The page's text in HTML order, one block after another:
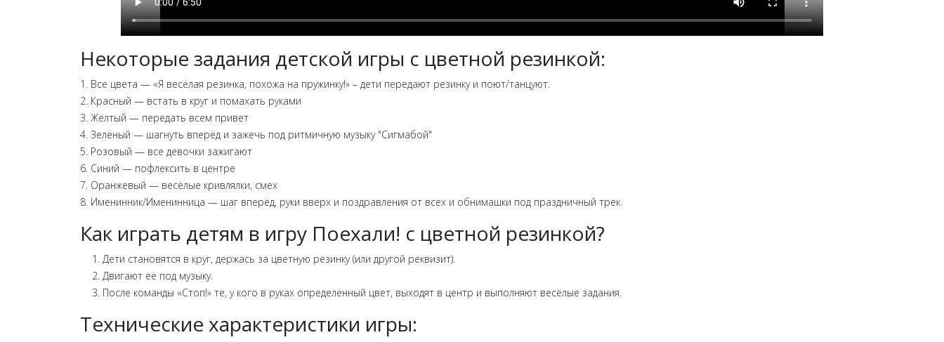
Некоторые задания детской игры с цветной резинкой:
1. Все цвета — «Я весёлая резинка, похожа на пружинку!» – дети передают резинку и поют/танцуют.
2. Красный — встать в круг и помахать руками
3. Жёлтый — передать всем привет
4. Зелёный — шагнуть вперёд и зажечь под ритмичную музыку "Сигмабой"
5. Розовый — все девочки зажигают
6. Синий — пофлексить в центре
7. Оранжевый — весёлые кривлялки, смех
8. Именинник/Именинница — шаг вперёд, руки вверх и поздравления от всех и обнимашки под праздничный трек.
Как играть детям в игру Поехали! с цветной резинкой?
Дети становятся в круг, держась за цветную резинку (или другой реквизит).
Двигают её под музыку.
После команды «Стоп!» те, у кого в руках определённый цвет, выходят в центр и выполняют весёлые задания.
Технические характеристики игры: